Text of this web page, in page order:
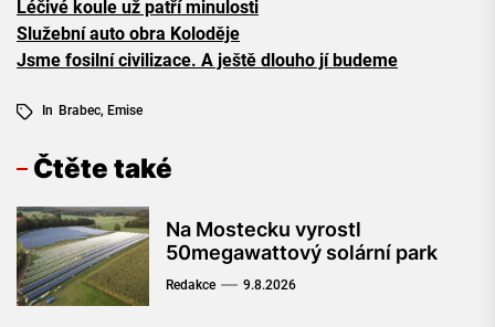
Léčivé koule už patří minulosti
Služební auto obra Koloděje
Jsme fosilní civilizace. A ještě dlouho jí budeme
In Brabec, Emise
Čtěte také
Na Mostecku vyrostl
50megawattový solární park
Redakce 9.8.2026